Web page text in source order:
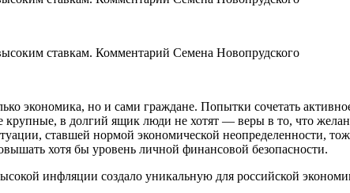
экономика, но и сами граждане. Попытки сочетать
крупные, в долгий ящик люди не хотят — веры в то, что
ставшей нормой экономической неопределенности,
хотя бы уровень личной финансовой безопасности.
инфляции создало уникальную для российской